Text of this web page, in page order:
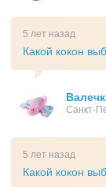
5 лет назад
Какой кокон
Санкт-
5 лет назад
Какой кокон